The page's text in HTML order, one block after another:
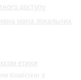
доступу
мапа локальних
етики
Комісією з